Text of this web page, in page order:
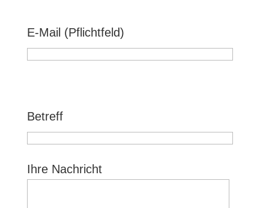
i
t
l
a
s
E-Mail (Pflichtfeld)
t
t
l
i
t
e
Betreff
Ihre Nachricht